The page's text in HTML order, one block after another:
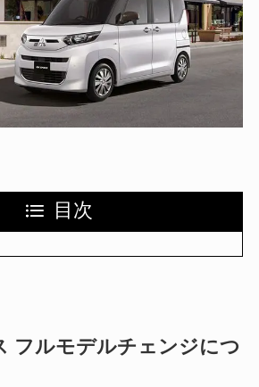
目次
フルモデルチェンジにつ